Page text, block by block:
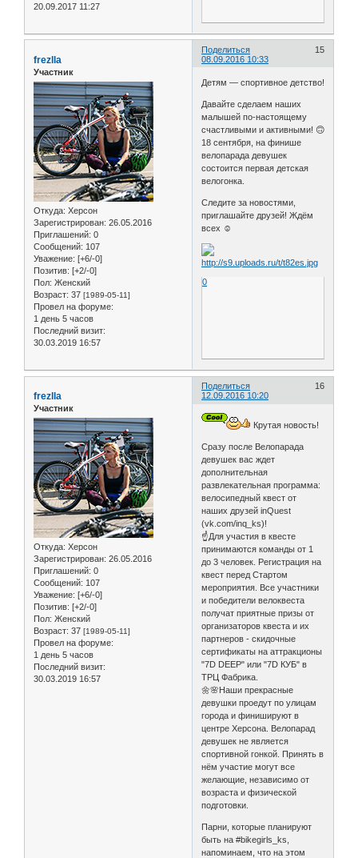
20.09.2017 11:27
Поделиться
15
08.09.2016 10:33
frezlla
Участник
Откуда: Херсон
Зарегистрирован: 26.05.2016
Приглашений: 0
Сообщений: 107
Уважение: [+6/-0]
Позитив: [+2/-0]
Пол: Женский
Возраст: 37 [1989-05-11]
Провел на форуме:
1 день 5 часов
Последний визит:
30.03.2019 16:57
Детям — спортивное детство!
Давайте сделаем наших
малышей по-настоящему
счастливыми и активными! 🙃
18 сентября, на финише
велопарада девушек
состоится первая детская
велогонка.
Следите за новостями,
приглашайте друзей! Ждём
всех ☺
0
Поделиться
16
12.09.2016 10:20
frezlla
Участник
Откуда: Херсон
Зарегистрирован: 26.05.2016
Приглашений: 0
Сообщений: 107
Уважение: [+6/-0]
Позитив: [+2/-0]
Пол: Женский
Возраст: 37 [1989-05-11]
Провел на форуме:
1 день 5 часов
Последний визит:
30.03.2019 16:57
Крутая новость!
Сразу после Велопарада
девушек вас ждет
дополнительная
развлекательная программа:
велосипедный квест от
наших друзей inQuest
(vk.com/inq_ks)!
☝Для участия в квесте
принимаются команды от 1
до 3 человек. Регистрация на
квест перед Стартом
мероприятия. Все участники
и победители велоквеста
получат приятные призы от
организаторов квеста и их
партнеров - скидочные
сертификаты на аттракционы
"7D DEEP" или "7D КУБ" в
ТРЦ Фабрика.
🌼🌸Наши прекрасные
девушки проедут по улицам
города и финишируют в
центре Херсона. Велопарад
девушек не является
спортивной гонкой. Принять в
нём участие могут все
желающие, независимо от
возраста и физической
подготовки.
Парни, которые планируют
быть на #bikegirls_ks,
напоминаем, что на этом